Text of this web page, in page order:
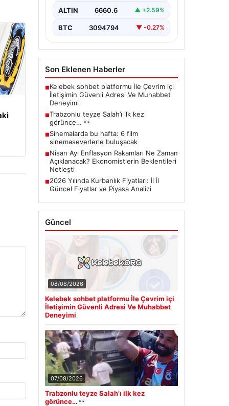
ALTIN 6660.6 ▲ +2.59%
BTC 3094794 ▼ -0.27%
Son Eklenen Haberler
■Kelebek sohbet platformu İle Çevrim içi
İletişimin Güvenli Adresi Ve Muhabbet
Deneyimi
■Trabzonlu teyze Salah’ı ilk kez
görünce…
■Sinemalarda bu hafta: 6 film
sinemaseverlerle buluşacak
■Nisan Ayı Enflasyon Rakamları Ne Zaman
Açıklanacak? Ekonomistlerin Beklentileri
Netleşti
■2026 Yılında Kurbanlık Fiyatları: İl İl
Güncel Fiyatlar ve Piyasa Analizi
Güncel
08/08/2026
Kelebek sohbet platformu İle Çevrim içi
İletişimin Güvenli Adresi Ve Muhabbet
Deneyimi
07/08/2026
Trabzonlu teyze Salah’ı ilk kez
görünce…